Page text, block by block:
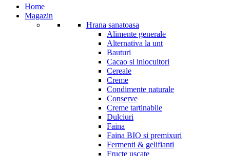
Home
Magazin
Hrana sanatoasa
Alimente generale
Alternativa la unt
Bauturi
Cacao si inlocuitori
Cereale
Creme
Condimente naturale
Conserve
Creme tartinabile
Dulciuri
Faina
Faina BIO si premixuri
Fermenti & gelifianti
Fructe uscate